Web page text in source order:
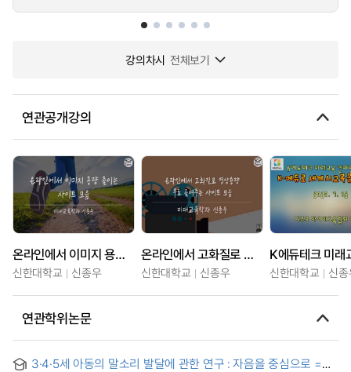
강의차시 전체보기
연관공개강의
온라인에서 이미지 용량 줄이는 사이트 모음
신한대학교 신종우
온라인에서 고화질로 영상용량 무료 줄여주는 사이트 모음
신한대학교 신종우 신한대학교 신
연관학위논문
3·4·5세 아동의 말소리 발달에 관한 연구 : 자음을 중심으로 =